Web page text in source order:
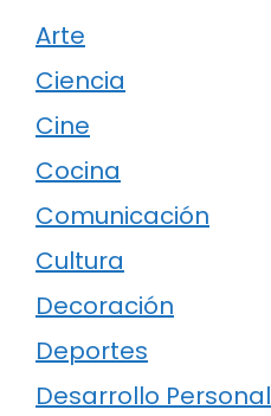
Arte
Ciencia
Cine
Cocina
Comunicación
Cultura
Decoración
Deportes
Desarrollo Personal